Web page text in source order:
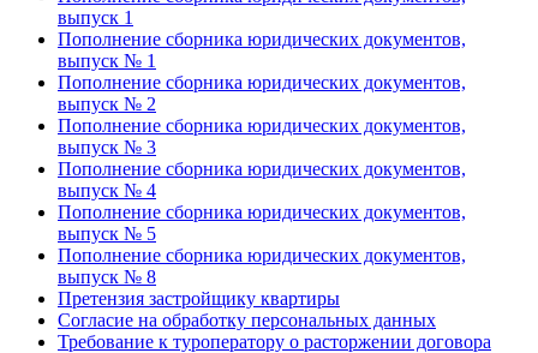
выпуск 1
Пополнение сборника юридических документов,
выпуск № 1
Пополнение сборника юридических документов,
выпуск № 2
Пополнение сборника юридических документов,
выпуск № 3
Пополнение сборника юридических документов,
выпуск № 4
Пополнение сборника юридических документов,
выпуск № 5
Пополнение сборника юридических документов,
выпуск № 8
Претензия застройщику квартиры
Согласие на обработку персональных данных
Требование к туроператору о расторжении договора